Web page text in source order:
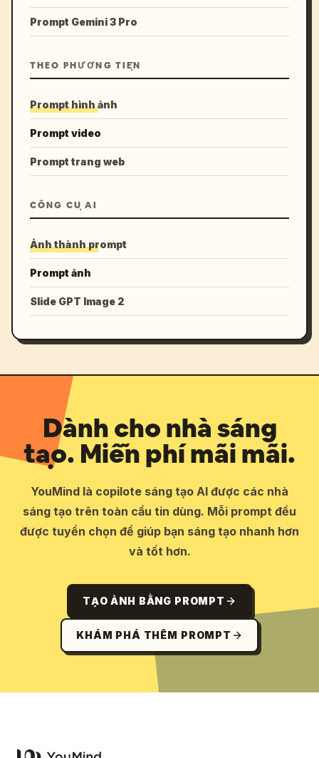
Prompt Gemini 3 Pro
THEO PHƯƠNG TIỆN
Prompt hình ảnh
Prompt video
Prompt trang web
CÔNG CỤ AI
Ảnh thành prompt
Prompt ảnh
Slide GPT Image 2
Dành cho nhà sáng
tạo. Miễn phí mãi mãi.
YouMind là copilote sáng tạo AI được các nhà
sáng tạo trên toàn cầu tin dùng. Mỗi prompt đều
được tuyển chọn để giúp bạn sáng tạo nhanh hơn
và tốt hơn.
TẠO ẢNH BẰNG PROMPT
KHÁM PHÁ THÊM PROMPT